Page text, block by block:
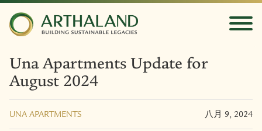
Una Apartments Update for
August 2024
UNA APARTMENTS 八月 9, 2024